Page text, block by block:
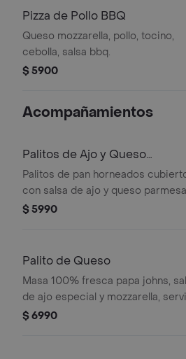
Pizza de Pollo BBQ
Queso mozzarella, pollo, tocino,
cebolla, salsa bbq.
$ 5900
Acompañamientos
Palitos de Ajo y Queso
Parmesano
Palitos de pan horneados
con salsa de ajo y queso
8 piezas.
$ 5990
Palito de Queso
Masa 100% fresca papa johns,
de ajo especial y mozzarella,
$ 6990